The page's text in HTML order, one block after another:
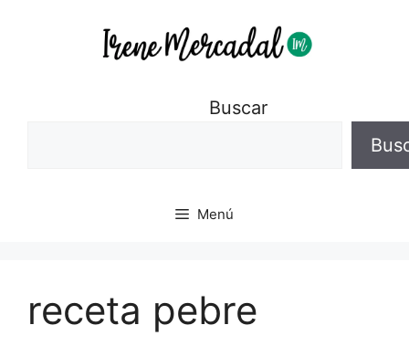
Buscar
Menú
receta pebre